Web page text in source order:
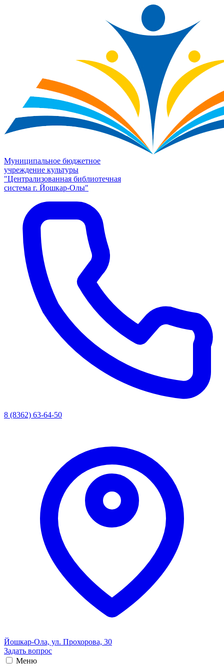
Муниципальное бюджетное
учреждение культуры
"Централизованная библиотечная
система г. Йошкар-Олы"
8 (8362) 63-64-50
Йошкар-Ола, ул. Прохорова, 30
Задать вопрос
Меню